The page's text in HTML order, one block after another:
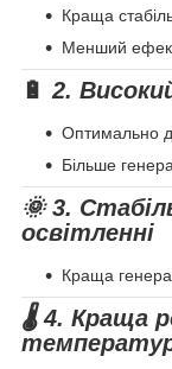
Краща
Менший
🔋 2.
Оптимально
Більше
🌞 3.
освітленні
Краща
🌡 4. Краща